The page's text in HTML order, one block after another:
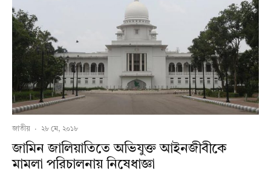
জাতীয় · ২৮ মে, ২০১৮
জামিন জালিয়াতিতে অভিযুক্ত আইনজীবীকে
মামলা পরিচালনায় নিষেধাজ্ঞা